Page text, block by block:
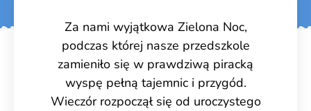
Za nami wyjątkowa Zielona Noc,
podczas której nasze przedszkole
zamieniło się w prawdziwą piracką
wyspę pełną tajemnic i przygód.
Wieczór rozpoczął się od uroczystego